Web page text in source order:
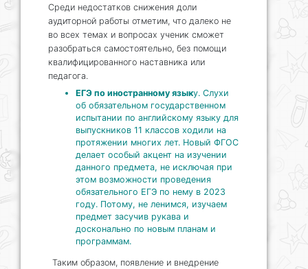
Среди недостатков снижения доли
аудиторной работы отметим, что далеко не
во всех темах и вопросах ученик сможет
разобраться самостоятельно, без помощи
квалифицированного наставника или
педагога.
ЕГЭ по иностранному языку. Слухи
об обязательном государственном
испытании по английскому языку для
выпускников 11 классов ходили на
протяжении многих лет. Новый ФГОС
делает особый акцент на изучении
данного предмета, не исключая при
этом возможности проведения
обязательного ЕГЭ по нему в 2023
году. Потому, не ленимся, изучаем
предмет засучив рукава и
досконально по новым планам и
программам.
Таким образом, появление и внедрение